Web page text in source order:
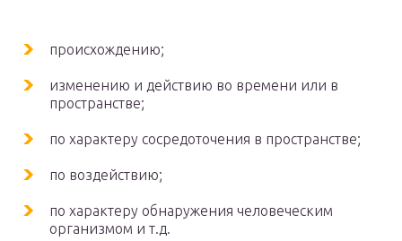
происхождению;
изменению и действию во времени или в
пространстве;
по характеру сосредоточения в пространстве;
по воздействию;
по характеру обнаружения человеческим
организмом и т.д.